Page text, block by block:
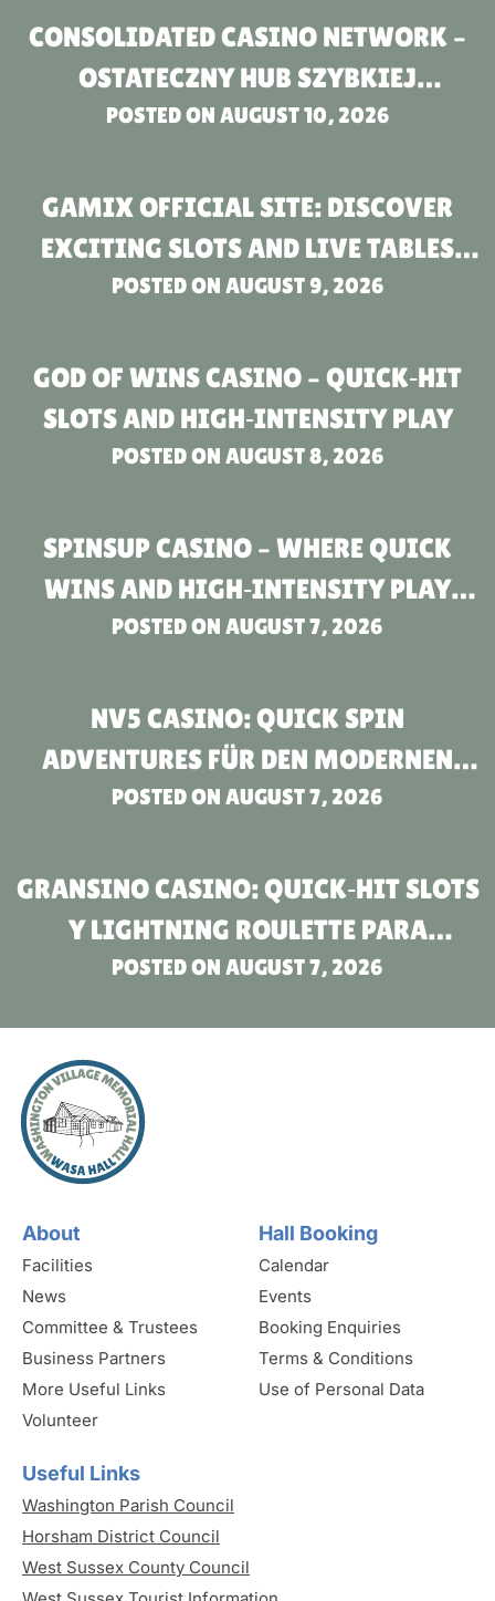
CONSOLIDATED CASINO NETWORK –
OSTATECZNY HUB SZYBKIEJ
ROZGRYWKI DLA NOWOCZESNYCH
POSTED ON AUGUST 10, 2026
GAMIX OFFICIAL SITE: DISCOVER
EXCITING SLOTS AND LIVE TABLES
TODAY
POSTED ON AUGUST 9, 2026
GOD OF WINS CASINO – QUICK‑HIT
SLOTS AND HIGH‑INTENSITY PLAY
POSTED ON AUGUST 8, 2026
SPINSUP CASINO – WHERE QUICK
WINS AND HIGH‑INTENSITY PLAY
MEET
POSTED ON AUGUST 7, 2026
NV5 CASINO: QUICK SPIN
ADVENTURES FÜR DEN MODERNEN
SPIELER
POSTED ON AUGUST 7, 2026
GRANSINO CASINO: QUICK‑HIT SLOTS
Y LIGHTNING ROULETTE PARA
JUGADORES DE RITMO RÁPIDO
POSTED ON AUGUST 7, 2026
About
Facilities
News
Committee & Trustees
Business Partners
More Useful Links
Volunteer
Hall Booking
Calendar
Events
Booking Enquiries
Terms & Conditions
Use of Personal Data
Useful Links
Washington Parish Council
Horsham District Council
West Sussex County Council